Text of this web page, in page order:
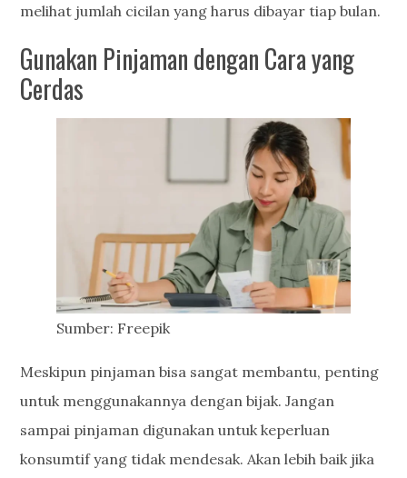
melihat jumlah cicilan yang harus dibayar tiap bulan.
Gunakan Pinjaman dengan Cara yang
Cerdas
Sumber: Freepik
Meskipun pinjaman bisa sangat membantu, penting
untuk menggunakannya dengan bijak. Jangan
sampai pinjaman digunakan untuk keperluan
konsumtif yang tidak mendesak. Akan lebih baik jika